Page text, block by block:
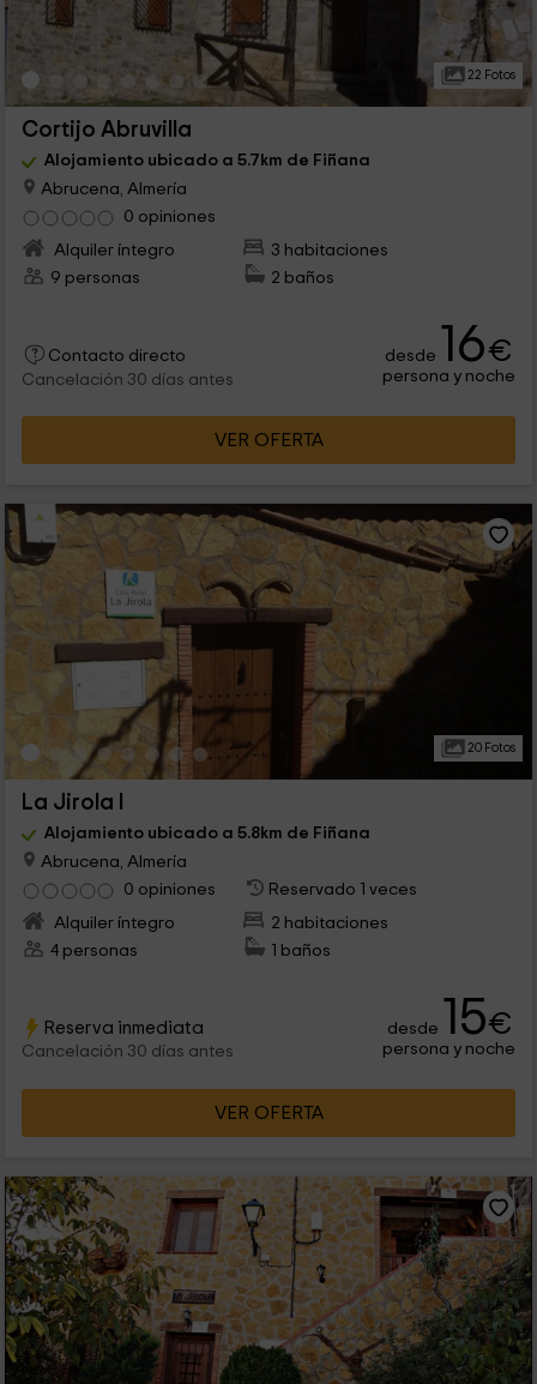
22 Fotos
Cortijo Abruvilla
Alojamiento ubicado a 5.7km de Fiñana
Abrucena, Almería
0 opiniones
Alquiler íntegro
3 habitaciones
9 personas
2 baños
Contacto directo
Cancelación 30 días antes
desde 16€
persona y noche
VER OFERTA
20 Fotos
La Jirola I
Alojamiento ubicado a 5.8km de Fiñana
Abrucena, Almería
0 opiniones
Reservado 1 veces
Alquiler íntegro
2 habitaciones
4 personas
1 baños
Reserva inmediata
Cancelación 30 días antes
desde 15€
persona y noche
VER OFERTA